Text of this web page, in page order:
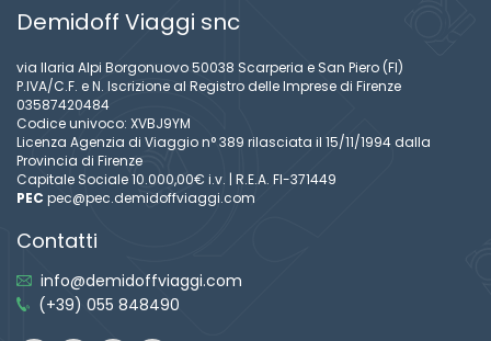
Demidoff Viaggi snc
via Ilaria Alpi Borgonuovo 50038 Scarperia e San Piero (FI)
P.IVA/C.F. e N. Iscrizione al Registro delle Imprese di Firenze
03587420484
Codice univoco: XVBJ9YM
Licenza Agenzia di Viaggio n° 389 rilasciata il 15/11/1994 dalla
Provincia di Firenze
Capitale Sociale 10.000,00€ i.v. | R.E.A. FI-371449
PEC pec@pec.demidoffviaggi.com
Contatti
info@demidoffviaggi.com
(+39) 055 848490